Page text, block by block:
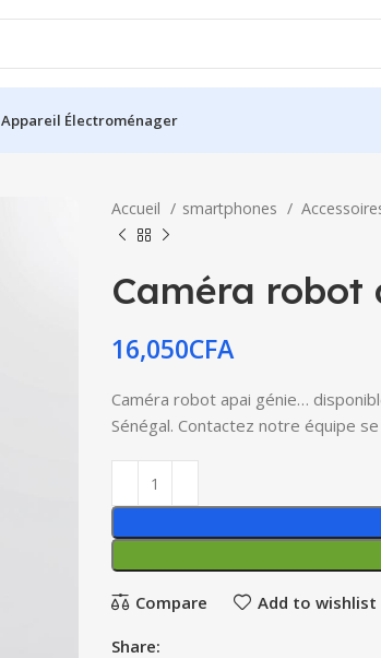
Appareil Électroménager
Accueil smartphones
Caméra robot
16,050CFA
Caméra robot apai génie…
Sénégal. Contactez notre équipe
Compare Add to wishlist
Share: